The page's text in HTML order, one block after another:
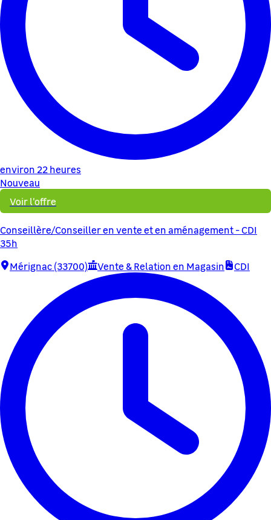
environ 22 heures
Nouveau
Voir l'offre
Conseillère/Conseiller en vente et en aménagement - CDI
35h
Mérignac (33700)
Vente & Relation en Magasin CDI